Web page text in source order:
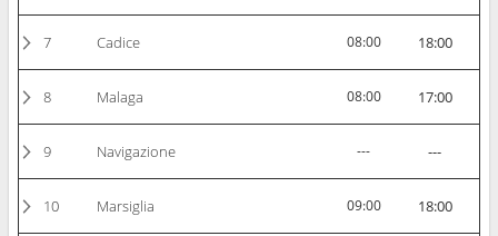
7 Cadice 08:00 18:00
8 Malaga 08:00 17:00
9 Navigazione --- ---
10 Marsiglia 09:00 18:00